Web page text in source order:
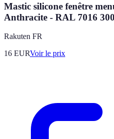
Mastic silicone fenêtre
Anthracite - RAL 7016
Rakuten FR
16 EURVoir le prix